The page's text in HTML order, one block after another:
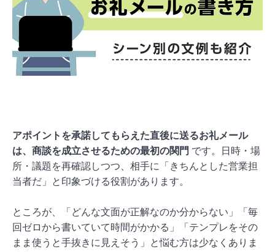
アポイントを承諾してもらえた直後に送るお礼メール
は、商談を成立させるための最初の関門 です。日時・場
所・議題を再確認しつつ、相手に「きちんとした営業担
当者だ」と印象づける役割があります。
ところが、「どんな文面が正解なのか分からない」「毎
回ゼロから書いていて時間がかかる」「テンプレをその
まま使うと手抜きに見えそう」と悩む方は少なくありま